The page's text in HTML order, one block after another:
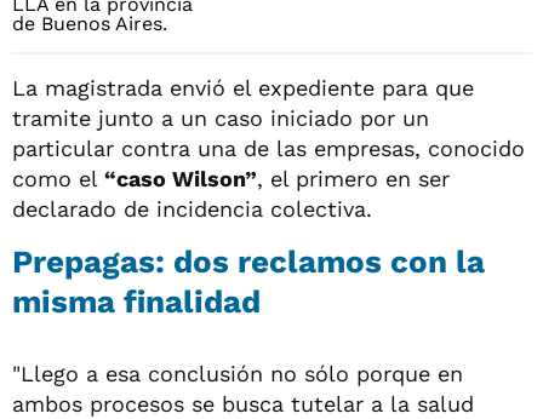
La magistrada envió el expediente para que
tramite junto a un caso iniciado por un
particular contra una de las empresas, conocido
como el “caso Wilson”, el primero en ser
declarado de incidencia colectiva.
Prepagas: dos reclamos con la
misma finalidad
"Llego a esa conclusión no sólo porque en
ambos procesos se busca tutelar a la salud